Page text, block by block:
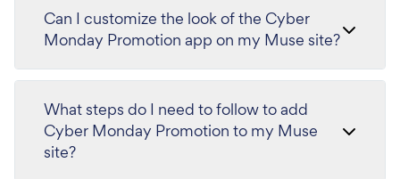
Can I customize the look of the Cyber
Monday Promotion app on my Muse site?
What steps do I need to follow to add
Cyber Monday Promotion to my Muse
site?